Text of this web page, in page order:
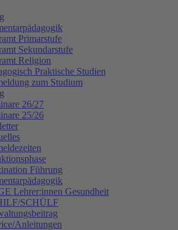
Primarstufe
Sekundarstufe
Religion
Praktische Studien
zum Studium
26/27
25/26
Führung
Lehrer:innen Gesundheit
SCHÜLF
Anleitungen